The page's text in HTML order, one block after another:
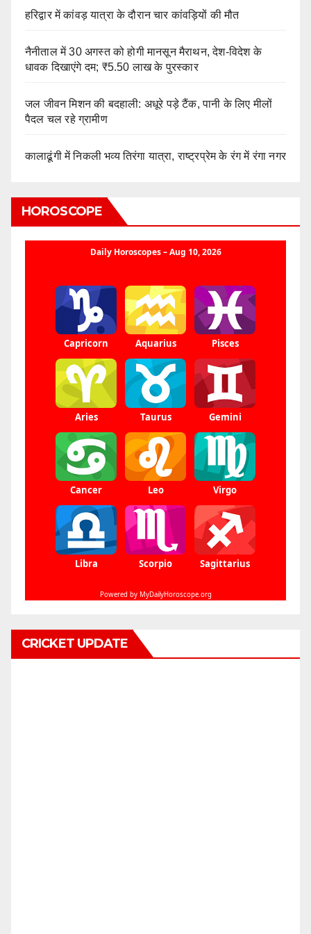
हरिद्वार में कांवड़ यात्रा के दौरान चार कांवड़ियों की मौत
नैनीताल में 30 अगस्त को होगी मानसून मैराथन, देश-विदेश के
धावक दिखाएंगे दम; ₹5.50 लाख के पुरस्कार
जल जीवन मिशन की बदहाली: अधूरे पड़े टैंक, पानी के लिए मीलों
पैदल चल रहे ग्रामीण
कालाढूंगी में निकली भव्य तिरंगा यात्रा, राष्ट्रप्रेम के रंग में रंगा नगर
HOROSCOPE
CRICKET UPDATE